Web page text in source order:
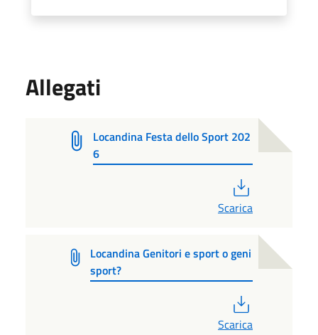
Allegati
Locandina Festa dello Sport 202
6
Scarica
Locandina Genitori e sport o geni
sport?
Scarica